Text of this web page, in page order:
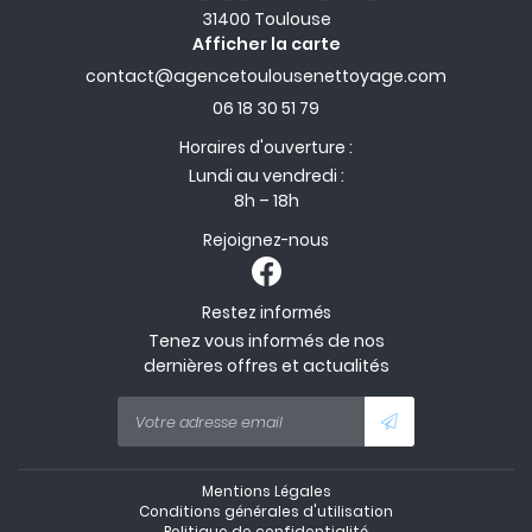
31400 Toulouse
Afficher la carte
06 18 30 51 79
Horaires d'ouverture :
Lundi au vendredi :
8h – 18h
Rejoignez-nous
Restez informés
Tenez vous informés de nos
dernières offres et actualités
Mentions Légales
Conditions générales d'utilisation